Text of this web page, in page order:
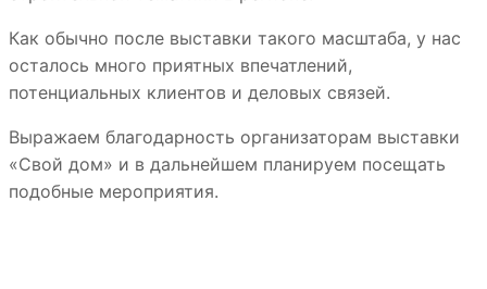
Как обычно после выставки такого масштаба, у нас
осталось много приятных впечатлений,
потенциальных клиентов и деловых связей.
Выражаем благодарность организаторам выставки
«Свой дом» и в дальнейшем планируем посещать
подобные мероприятия.